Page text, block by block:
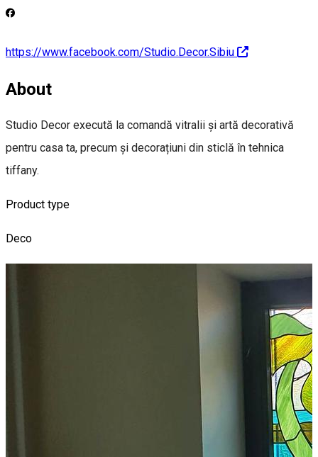
https://www.facebook.com/Studio.Decor.Sibiu
About
Studio Decor execută la comandă vitralii și artă decorativă
pentru casa ta, precum și decorațiuni din sticlă în tehnica
tiffany.
Product type
Deco